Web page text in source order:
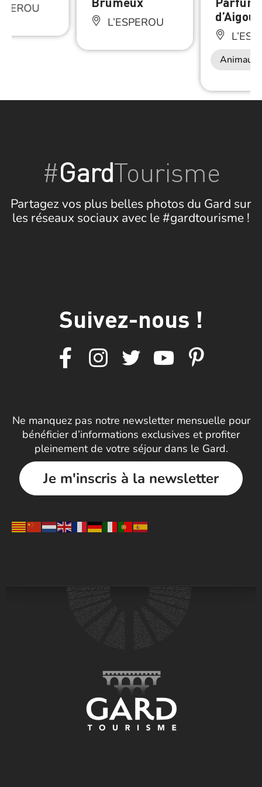
L’ESPEROU
Animaux
#GardTourisme
Partagez vos plus belles photos du Gard sur
les réseaux sociaux avec le #gardtourisme !
Suivez-nous !
Ne manquez pas notre newsletter mensuelle pour
bénéficier d’informations exclusives et profiter
pleinement de votre séjour dans le Gard.
Je m'inscris à la newsletter